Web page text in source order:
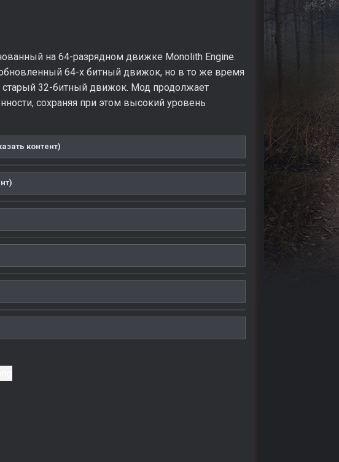
на 64-разрядном движке Monolith Engine.
64-х битный движок, но в то же время
старый 32-битный движок. Мод продолжает
сохраняя при этом высокий уровень
контент)